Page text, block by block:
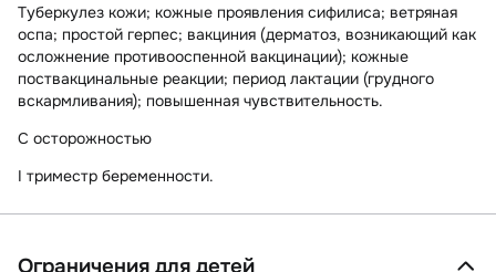
Туберкулез кожи; кожные проявления сифилиса; ветряная
оспа; простой герпес; вакциния (дерматоз, возникающий как
осложнение противооспенной вакцинации); кожные
поствакцинальные реакции; период лактации (грудного
вскармливания); повышенная чувствительность.
C осторожностью
I триместр беременности.
Ограничения для детей